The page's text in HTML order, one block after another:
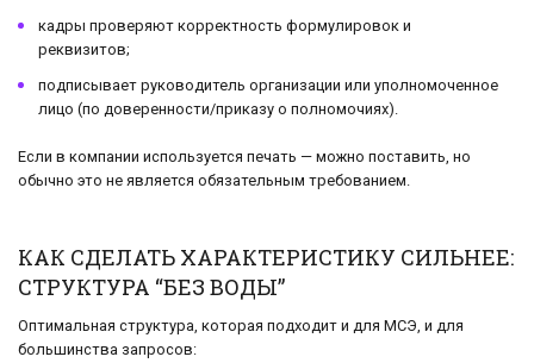
кадры проверяют корректность формулировок и
реквизитов;
подписывает руководитель организации или уполномоченное
лицо (по доверенности/приказу о полномочиях).
Если в компании используется печать — можно поставить, но
обычно это не является обязательным требованием.
КАК СДЕЛАТЬ ХАРАКТЕРИСТИКУ СИЛЬНЕЕ:
СТРУКТУРА “БЕЗ ВОДЫ”
Оптимальная структура, которая подходит и для МСЭ, и для
большинства запросов: